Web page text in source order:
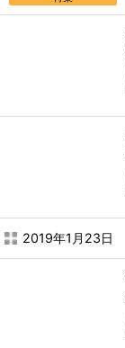
2019年1月23日